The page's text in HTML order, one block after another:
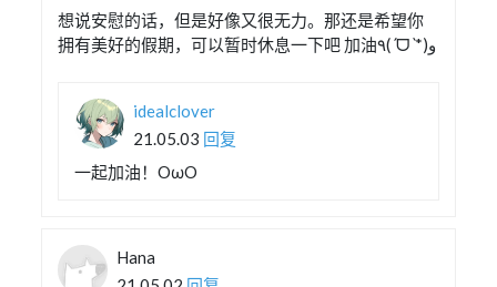
想说安慰的话，但是好像又很无力。那还是希望你
拥有美好的假期，可以暂时休息一下吧 加油٩(ˊᗜˋ*)و
idealclover
21.05.03 回复
一起加油！OωO
Hana